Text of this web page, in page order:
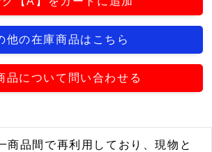
他の在庫商品はこちら
品について問い合わせる
商品間で再利用しており、現物と